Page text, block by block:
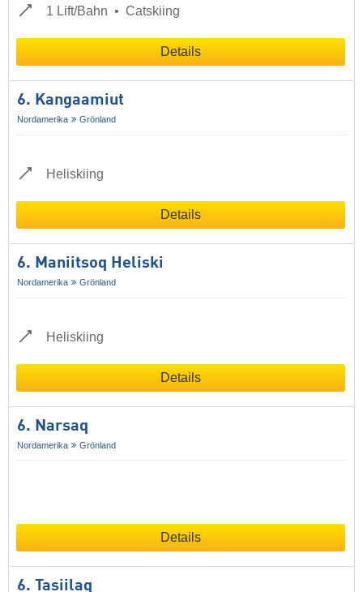
1 Lift/Bahn Catskiing
Details
6. Kangaamiut
Nordamerika Grönland
Heliskiing
Details
6. Maniitsoq Heliski
Nordamerika Grönland
Heliskiing
Details
6. Narsaq
Nordamerika Grönland
Details
6. Tasiilaq